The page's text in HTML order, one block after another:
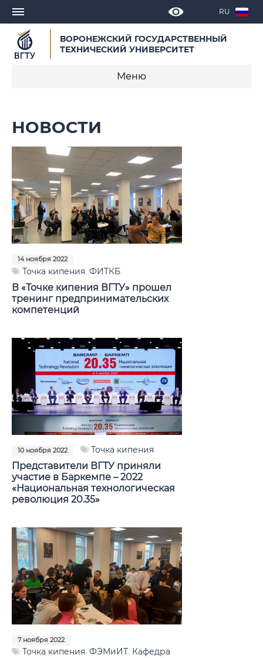
RU
ВОРОНЕЖСКИЙ ГОСУДАРСТВЕННЫЙ
ТЕХНИЧЕСКИЙ УНИВЕРСИТЕТ
Меню
Проектно-образовательный интенсив
Региональные проекты
ТехноНаставники
Управление ресурсным состоянием
проектных команд
Управление интеллектуальной
деятельностью
Кубок по менеджменту «Управляй»
Академия наставников «Сколково»
Технико-экономическое обоснование
Документы
Сотрудники
Контакты
НОВОСТИ
14 ноября 2022
Точка кипения, ФИТКБ
В «Точке кипения ВГТУ» прошел
тренинг предпринимательских
компетенций
10 ноября 2022 Точка кипения
Представители ВГТУ приняли
участие в Баркемпе – 2022
«Национальная технологическая
революция 20.35»
7 ноября 2022
Точка кипения, ФЭМиИТ, Кафедра